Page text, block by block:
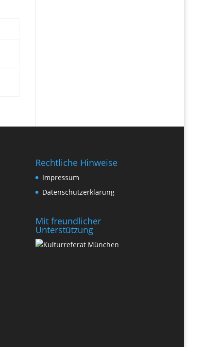
Rechtliche Hinweise
Impressum
Datenschutzerklärung
Mit freundlicher
Unterstützung